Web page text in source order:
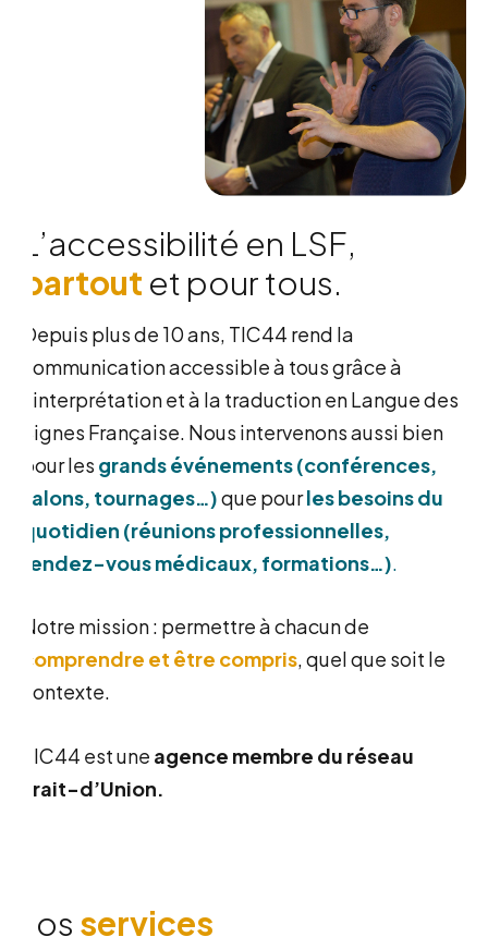
L’accessibilité en LSF,
partout et pourtous.
Depuis plus de 10 ans, TIC44 rend la
communication accessible à tous grâce à
l’interprétation et à la traduction en Langue des
Signes Française. Nous intervenons aussi bien
pour les grands événements (conférences,
salons, tournages…)que pourles besoins du
quotidien (réunions professionnelles,
rendez-vous médicaux, formations…).
Notre mission : permettre à chacun de
comprendre et être compris, quel que soit le
contexte.
TIC44 est une agence membre du réseau
Trait-d’Union.
os services